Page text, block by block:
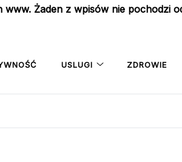
Żaden z wpisów nie pochodzi
USLUGI ZDROWIE